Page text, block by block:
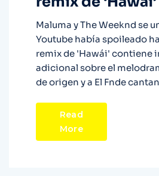
Maluma y The Weeknd se
Youtube había spoileado
remix de 'Hawái' contiene
adicional sobre el
de origen y a El Fnde
Read
More